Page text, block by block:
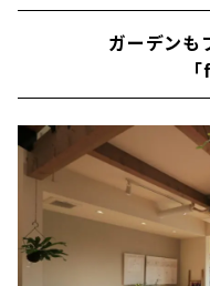
ガーデンも